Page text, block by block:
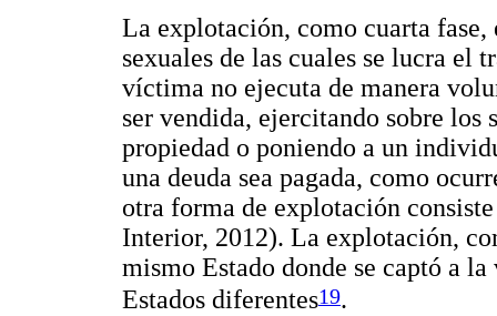
La explotación, como cuarta fase,
sexuales de las cuales se lucra el
víctima no ejecuta de manera
ser vendida, ejercitando sobre los
propiedad o poniendo a un
una deuda sea pagada, como
otra forma de explotación
Interior, 2012). La explotación,
mismo Estado donde se captó a
Estados diferentes19.